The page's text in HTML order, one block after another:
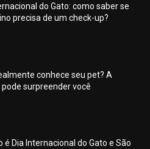
do Gato: como saber se
precisa de um check-up?
conhece seu pet? A
pode surpreender você
é Dia Internacional do Gato e São